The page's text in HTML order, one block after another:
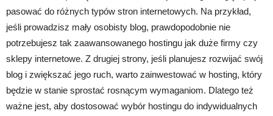
pasować do różnych typów stron internetowych. Na przykład,
jeśli prowadzisz mały osobisty blog, prawdopodobnie nie
potrzebujesz tak zaawansowanego hostingu jak duże firmy czy
sklepy internetowe. Z drugiej strony, jeśli planujesz rozwijać swój
blog i zwiększać jego ruch, warto zainwestować w hosting, który
będzie w stanie sprostać rosnącym wymaganiom. Dlatego też
ważne jest, aby dostosować wybór hostingu do indywidualnych